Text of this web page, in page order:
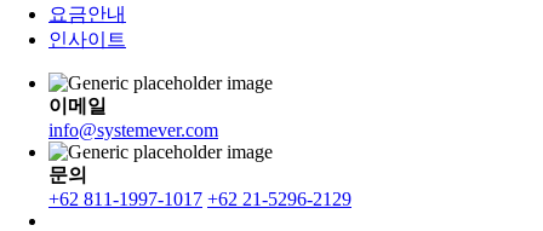
요금안내
인사이트
이메일
info@systemever.com
문의
+62 811-1997-1017 +62 21-5296-2129